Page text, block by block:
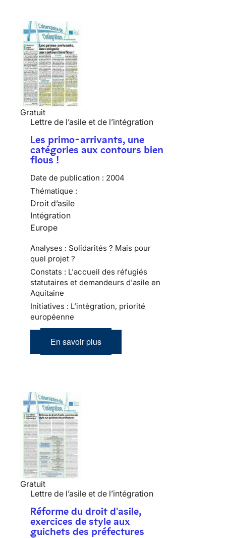
Gratuit
Lettre de l’asile et de l’intégration
Les primo-arrivants, une
catégories aux contours bien
flous !
Date de publication : 2004
Thématique :
Droit d’asile
Intégration
Europe
Analyses : Solidarités ? Mais pour
quel projet ?
Constats : L'accueil des réfugiés
statutaires et demandeurs d'asile en
Aquitaine
Initiatives : L’intégration, priorité
européenne
En savoir plus
Gratuit
Lettre de l’asile et de l’intégration
Réforme du droit d'asile,
exercices de style aux
guichets des préfectures